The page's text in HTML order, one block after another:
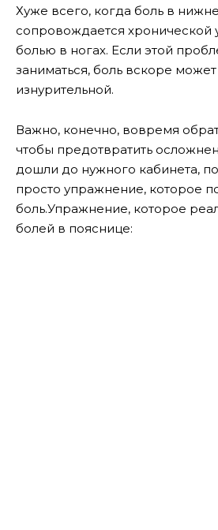
Хуже всего, когда боль в
сопровождается хронической
болью в ногах. Если этой
заниматься, боль вскоре может
изнурительной.
Важно, конечно, вовремя
чтобы предотвратить
дошли до нужного кабинета,
просто упражнение, которое
боль.Упражнение, которое
болей в пояснице: